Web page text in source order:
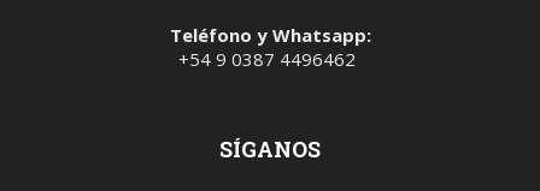
Teléfono y Whatsapp:
+54 9 0387 4496462
SÍGANOS